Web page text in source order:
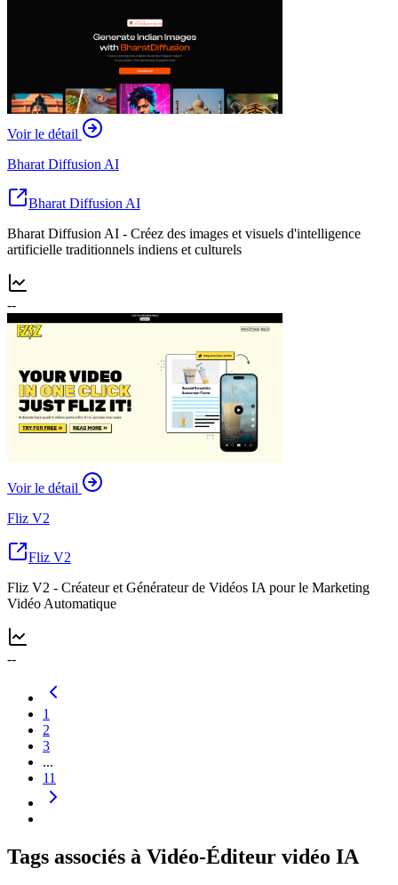
Voir le détail
Bharat Diffusion AI
Bharat Diffusion AI
Bharat Diffusion AI - Créez des images et visuels d'intelligence
artificielle traditionnels indiens et culturels
--
Voir le détail
Fliz V2
Fliz V2
Fliz V2 - Créateur et Générateur de Vidéos IA pour le Marketing
Vidéo Automatique
--
1
2
3
...
11
Tags associés à Vidéo-Éditeur vidéo IA